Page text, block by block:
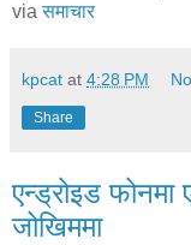
viaसमाचार
kpcat at 4:28 PM
Share
एन्ड्रोइड
जोखिममा